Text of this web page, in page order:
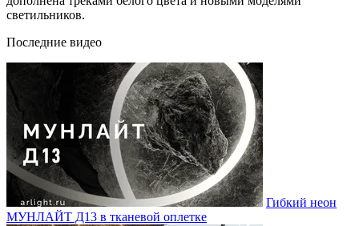
светильников.
Последние видео
Гибкий неон
МУНЛАЙТ Д13 в тканевой оплетке